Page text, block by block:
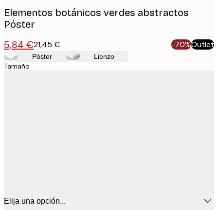
Elementos botánicos verdes abstractos
Póster
5,84 €21,45 € -70%Outlet
Póster Lienzo
Tamaño
Elija una opción...